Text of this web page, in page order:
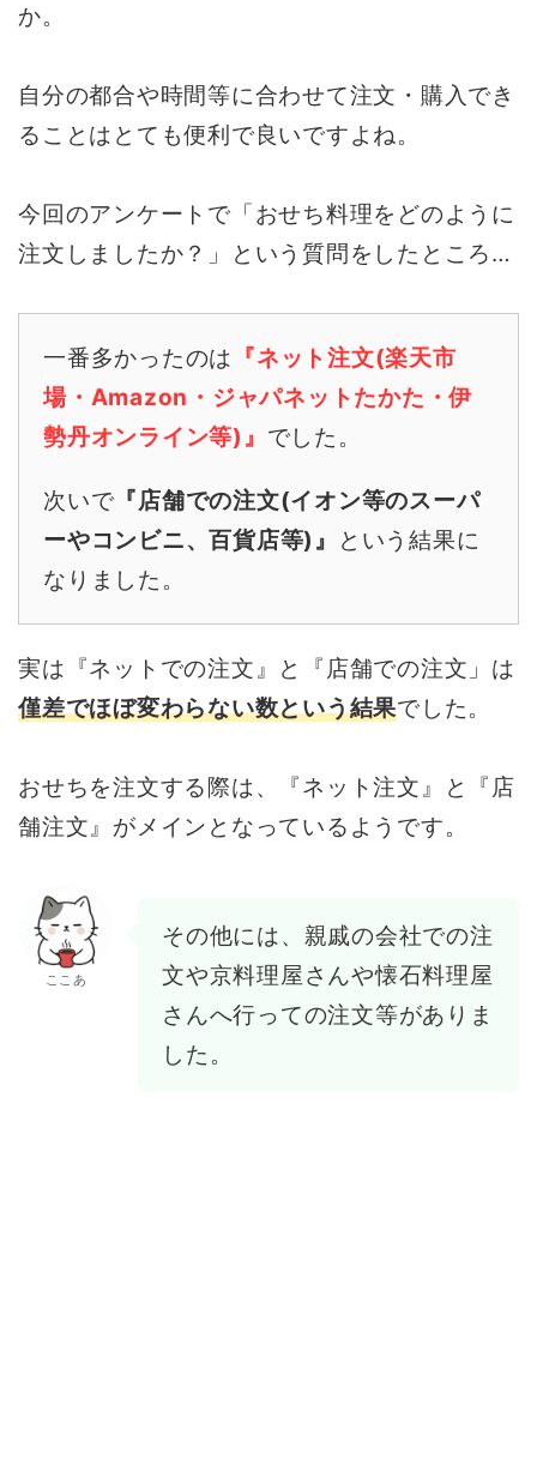
か。
自分の都合や時間等に合わせて注文・購入でき
ることはとても便利で良いですよね。
今回のアンケートで「おせち料理をどのように
注文しましたか？」という質問をしたところ…
一番多かったのは 『ネット注文(楽天市
場・Amazon・ジャパネットたかた・伊
勢丹オンライン等)』 でした。
次いで 『店舗での注文(イオン等のスーパ
ーやコンビニ、百貨店等)』
という結果に
なりました。
実は『ネットでの注文』と『店舗での注文」は
僅差でほぼ変わらない数という結果でした。
おせちを注文する際は、『ネット注文』と『店
舗注文』がメインとなっているようです。
ここあ
その他には、親戚の会社での注
文や京料理屋さんや懐石料理屋
さんへ行っての注文等がありま
した。